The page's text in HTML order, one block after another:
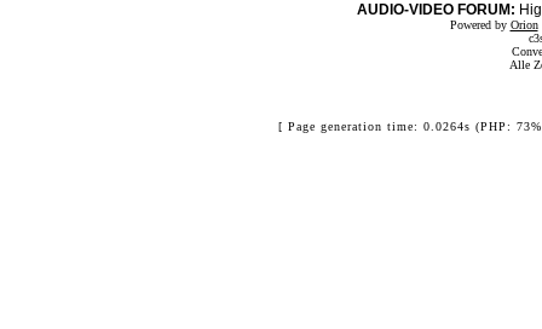
AUDIO-VIDEO FORUM:
Powered by Orion
Alle
[ Page generation time: 0.0264s (PHP: